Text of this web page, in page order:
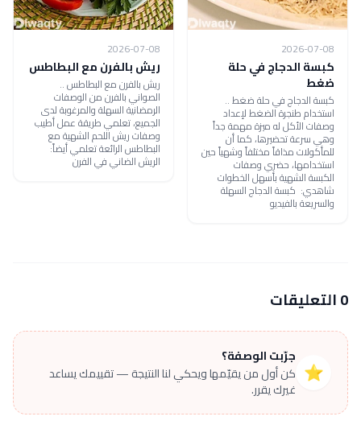
2026-07-08
كبسة الدجاج في حلة
ضغط
كبسة الدجاج في حلة ضغط ..
استخدام طنجرة الضغط لإعداد
وصفات الأكل له ميزة مهمة جداً
وهي سرعة تحضيرها، كما أن
للمأكولات مذاقاً مختلفاً وشهياً حين
استخدامها، حضري وصفات
الكبسة الشهية بأسهل الخطوات
شاهدي: كبسة الدجاج السهلة
والسريعة بالفيديو
2026-07-08
ريش بالفرن مع البطاطس
ريش بالفرن مع البطاطس ..
الصواني بالفرن من الوصفات
الرمضانية السهلة والمرغوبة لدى
الجميع، تعلمي طريقة عمل أطيب
وصفات ريش اللحم الشهية مع
البطاطس الرائعة تعلمي أيضاً:
الريش الضاني في الفرن
0 التعليقات
⭐
جرّبت الوصفة؟
كن أول من يقيّمها ويحكي لنا النتيجة — تقييمك يساعد
غيرك يقرر.